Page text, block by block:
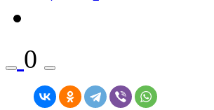
0